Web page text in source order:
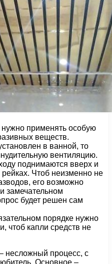
применять особую
веществ.
в ванной, то
вентиляцию.
поднимаются вверх и
Чтоб неизменно не
его возможно
замечательном
будет решен сам
порядке нужно
чтоб капли средств не
несложный процесс, с
Основное –